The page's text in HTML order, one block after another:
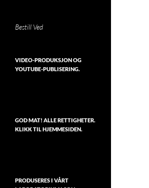
Bestill Ved
VIDEO-PRODUKSJON OG
YOUTUBE-PUBLISERING.
GOD MAT! ALLE RETTIGHETER.
KLIKK TIL HJEMMESIDEN.
PRODUSERES I VÅRT